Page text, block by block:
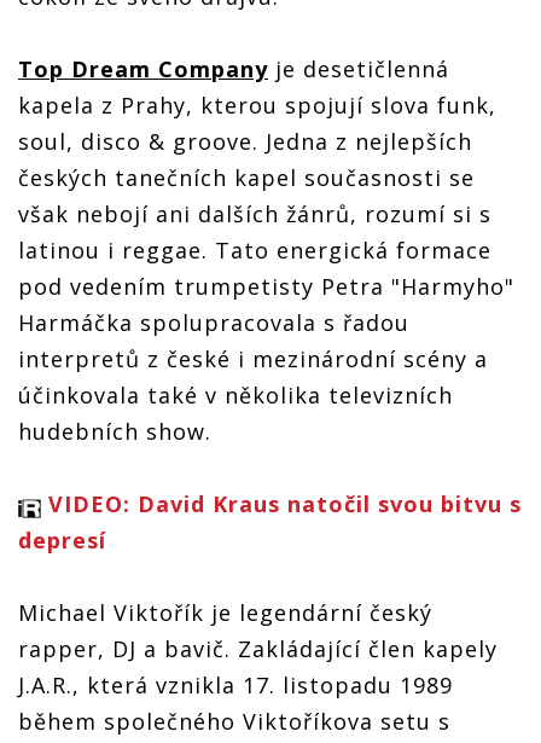
Top Dream Company je desetičlenná
kapela z Prahy, kterou spojují slova funk,
soul, disco & groove. Jedna z nejlepších
českých tanečních kapel současnosti se
však nebojí ani dalších žánrů, rozumí si s
latinou i reggae. Tato energická formace
pod vedením trumpetisty Petra "Harmyho"
Harmáčka spolupracovala s řadou
interpretů z české i mezinárodní scény a
účinkovala také v několika televizních
hudebních show.
VIDEO: David Kraus natočil svou bitvu s
depresí
Michael Viktořík je legendární český
rapper, DJ a bavič. Zakládající člen kapely
J.A.R., která vznikla 17. listopadu 1989
během společného Viktoříkova setu s